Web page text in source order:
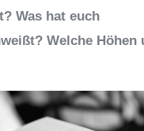
Was hat euch
Welche Höhen